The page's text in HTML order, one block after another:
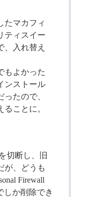
たマカフィ
ティスイー
、入れ替え
もよかった
ンストール
たので、
ことに。
切断し、旧
が、どうも
Firewall
しか削除でき